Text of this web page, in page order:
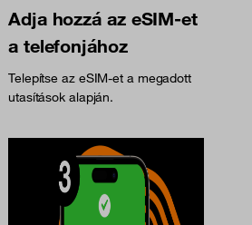
Adja hozzá az eSIM-et
a telefonjához
Telepítse az eSIM-et a megadott
utasítások alapján.